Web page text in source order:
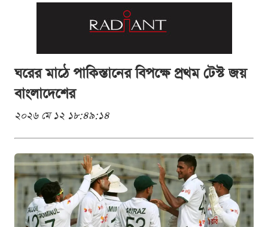
ঘরের মাঠে পাকিস্তানের বিপক্ষে প্রথম টেস্ট জয়
বাংলাদেশের
২০২৬ মে ১২ ১৮:৪৯:১৪